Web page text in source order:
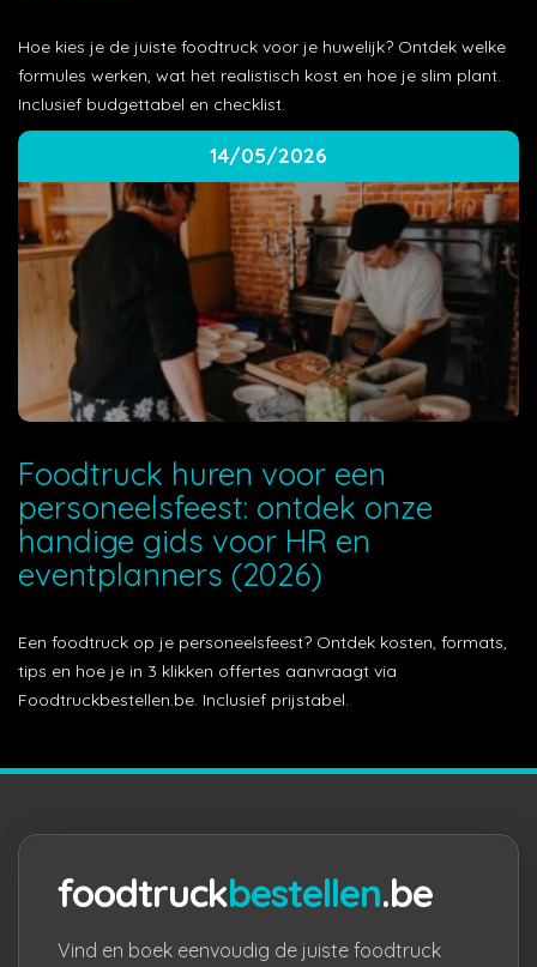
Hoe kies je de juiste foodtruck voor je huwelijk? Ontdek welke
formules werken, wat het realistisch kost en hoe je slim plant.
Inclusief budgettabel en checklist.
14/05/2026
Foodtruck huren voor een
personeelsfeest: ontdek onze
handige gids voor HR en
eventplanners (2026)
Een foodtruck op je personeelsfeest? Ontdek kosten, formats,
tips en hoe je in 3 klikken offertes aanvraagt via
Foodtruckbestellen.be. Inclusief prijstabel.
foodtruckbestellen.be
Vind en boek eenvoudig de juiste foodtruck